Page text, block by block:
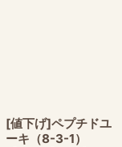
[値下げ]ペプチドユ
ーキ（8-3-1）